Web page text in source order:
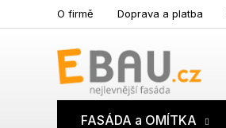
na
O firmě Doprava a platba
FASÁDA a OMÍTKA